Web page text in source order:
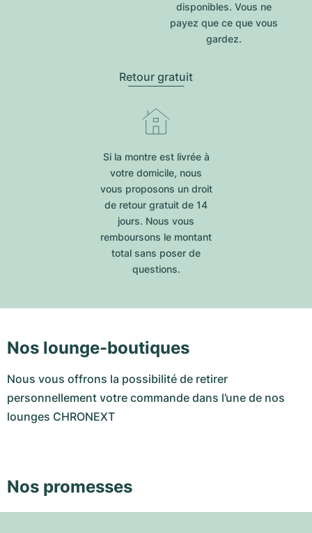
disponibles. Vous ne
payez que ce que vous
gardez.
Retour gratuit
Si la montre est livrée à
votre domicile, nous
vous proposons un droit
de retour gratuit de 14
jours. Nous vous
remboursons le montant
total sans poser de
questions.
Nos lounge-boutiques
Nous vous offrons la possibilité de retirer
personnellement votre commande dans l’une de nos
lounges CHRONEXT
Nos promesses